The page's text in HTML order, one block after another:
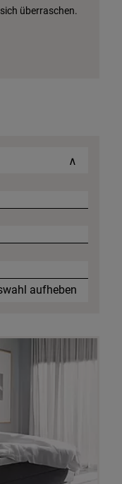
überraschen.
∧
aufheben